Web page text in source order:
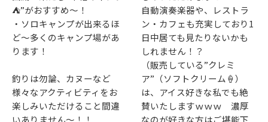
⛺”がおすすめ～！
・ソロキャンプが出来るほ
ど～多くのキャンプ場があ
ります！
釣りは勿論、カヌーなど
様々なアクティビティをお
楽しみいただけること間違
いありません～！！
自動演奏楽器や、レストラ
ン・カフェも充実しており1
日中居ても見たりないかも
しれません！？
（販売している”クレミ
ア”（ソフトクリーム🍦）
は、アイス好きな私でも絶
賛いたしますｗｗｗ 濃厚
なのが好きな方はご堪能下